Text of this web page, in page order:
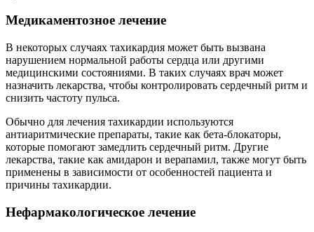
Медикаментозное лечение
В некоторых случаях тахикардия может быть вызвана
нарушением нормальной работы сердца или другими
медицинскими состояниями. В таких случаях врач может
назначить лекарства, чтобы контролировать сердечный ритм и
снизить частоту пульса.
Обычно для лечения тахикардии используются
антиаритмические препараты, такие как бета-блокаторы,
которые помогают замедлить сердечный ритм. Другие
лекарства, такие как амидарон и верапамил, также могут быть
применены в зависимости от особенностей пациента и
причины тахикардии.
Нефармакологическое лечение